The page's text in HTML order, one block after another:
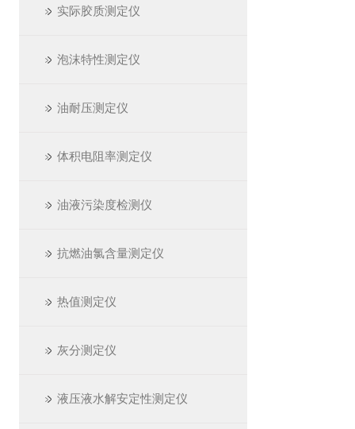
实际胶质测定仪
泡沫特性测定仪
油耐压测定仪
体积电阻率测定仪
油液污染度检测仪
抗燃油氯含量测定仪
热值测定仪
灰分测定仪
液压液水解安定性测定仪